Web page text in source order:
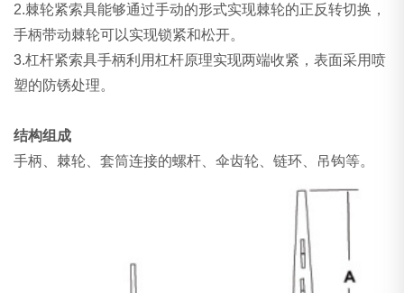
2.棘轮紧索具能够通过手动的形式实现棘轮的正反转切换，
手柄带动棘轮可以实现锁紧和松开。
3.杠杆紧索具手柄利用杠杆原理实现两端收紧，表面采用喷
塑的防锈处理。
结构组成
手柄、棘轮、套筒连接的螺杆、伞齿轮、链环、吊钩等。